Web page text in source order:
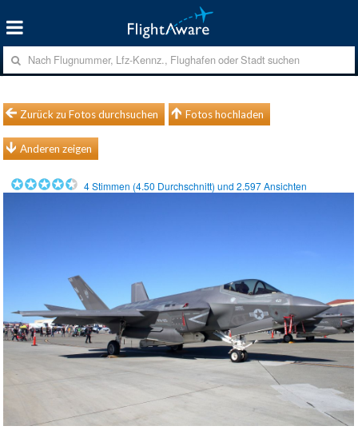
Zurück zu Fotos durchsuchen Fotos hochladen
Anderen zeigen
4Stimmen (4.50 Durchschnitt) und2.597Ansichten